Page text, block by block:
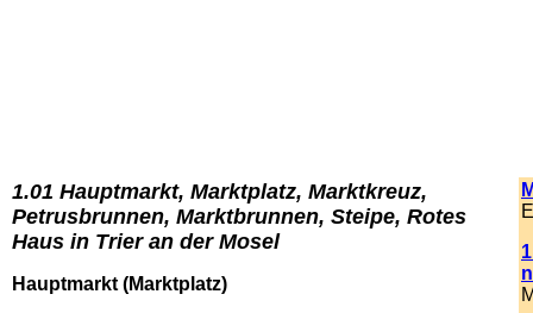
1.01 Hauptmarkt, Marktplatz, Marktkreuz,
Petrusbrunnen, Marktbrunnen, Steipe, Rotes
Haus in Trier an der Mosel
Hauptmarkt (Marktplatz)